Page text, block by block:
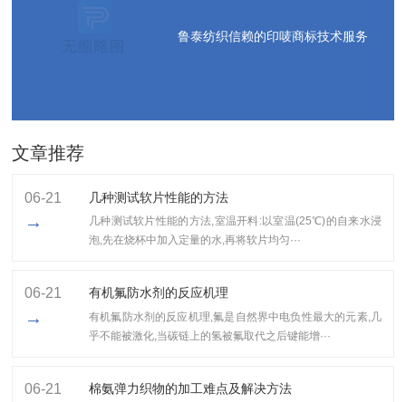
鲁泰纺织信赖的印唛商标技术服务
文章推荐
06-21
→
几种测试软片性能的方法
几种测试软片性能的方法,室温开料:以室温(25℃)的自来水浸
泡,先在烧杯中加入定量的水,再将软片均匀···
06-21
→
有机氟防水剂的反应机理
有机氟防水剂的反应机理,氟是自然界中电负性最大的元素,几
乎不能被激化,当碳链上的氢被氟取代之后键能增···
06-21 棉氨弹力织物的加工难点及解决方法